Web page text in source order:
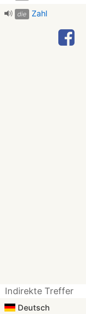
die Zahl
Indirekte Treffer
Deutsch